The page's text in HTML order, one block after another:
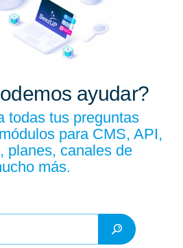
ayudar?
todas tus preguntas
para CMS, API,
planes, canales de
más.